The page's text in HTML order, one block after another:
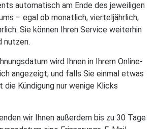
automatisch am Ende des jeweiligen
– egal ob monatlich, vierteljährlich,
Sie können Ihren Service weiterhin
nutzen.
wird Ihnen in Ihrem Online-
angezeigt, und falls Sie einmal etwas
die Kündigung nur wenige Klicks
wir Ihnen außerdem bis zu 30 Tage